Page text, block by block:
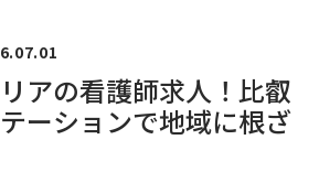
アの看護師求人！比叡
ーションで地域に根ざ